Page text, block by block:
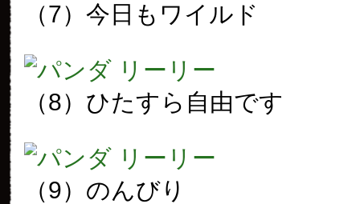
（7）今日もワイルド
（8）ひたすら自由です
（9）のんびり